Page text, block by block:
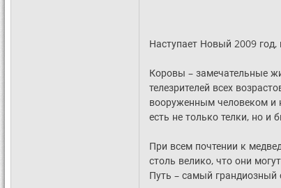
Наступает Новый 2009
Коровы – замечательные
телезрителей всех
вооруженным человеком и
есть не только телки, но и
При всем почтении к
столь велико, что они
Путь – самый грандиозный